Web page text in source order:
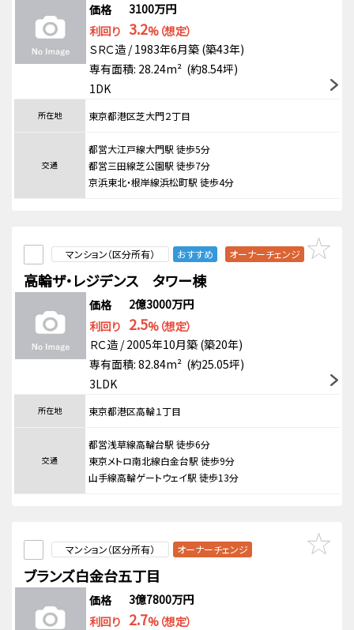
価格
3100万円
利回り 3.2%（想定）
ＳＲＣ造 / 1983年6月築 (築43年)
専有面積: 28.24m² (約8.54坪)
1DK
所在地 東京都港区芝大門２丁目
交通
都営大江戸線大門駅 徒歩5分
都営三田線芝公園駅 徒歩7分
京浜東北・根岸線浜松町駅 徒歩4分
マンション（区分所有） おすすめ オーナーチェンジ
高輪ザ・レジデンス タワー棟
価格
2億3000万円
利回り 2.5%（想定）
ＲＣ造 / 2005年10月築 (築20年)
専有面積: 82.84m² (約25.05坪)
3LDK
所在地 東京都港区高輪１丁目
交通
都営浅草線高輪台駅 徒歩6分
東京メトロ南北線白金台駅 徒歩9分
山手線高輪ゲートウェイ駅 徒歩13分
マンション（区分所有） オーナーチェンジ
ブランズ白金台五丁目
価格
3億7800万円
利回り 2.7%（想定）